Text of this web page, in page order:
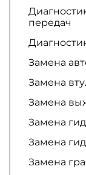
передач
Замена
Замена
Замена
Замена
Замена
Замена